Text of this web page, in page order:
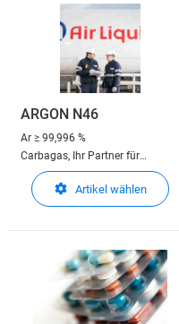
ARGON N46
Ar ≥ 99,996 %
Carbagas, Ihr Partner für
technische Gase
Artikel wählen